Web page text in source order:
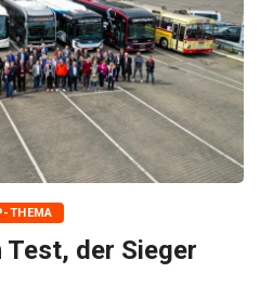
THEMA
Test, der Sieger